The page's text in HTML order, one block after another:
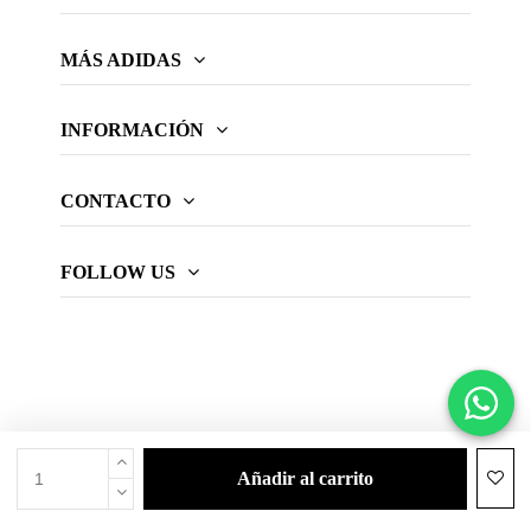
añadir al carrito
MÁS ADIDAS
INFORMACIÓN
CONTACTO
FOLLOW US
© 2026 Web oficial adidas Padel.